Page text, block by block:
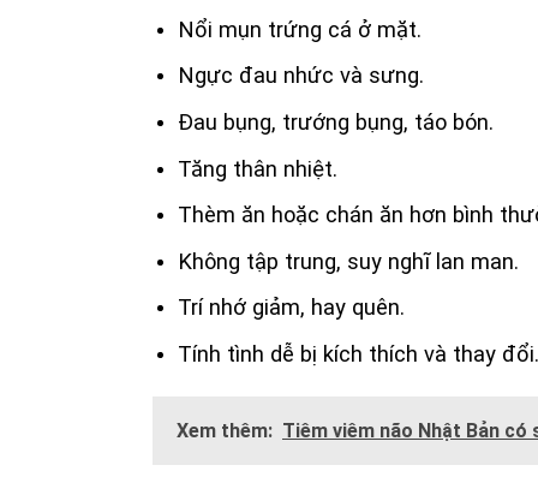
Nổi mụn trứng cá ở mặt.
Ngực đau nhức và sưng.
Đau bụng, trướng bụng, táo bón.
Tăng thân nhiệt.
Thèm ăn hoặc chán ăn hơn bình
Không tập trung, suy nghĩ lan man.
Trí nhớ giảm, hay quên.
Tính tình dễ bị kích thích và thay đổi.
Xem thêm: Tiêm viêm não Nhật Bản có